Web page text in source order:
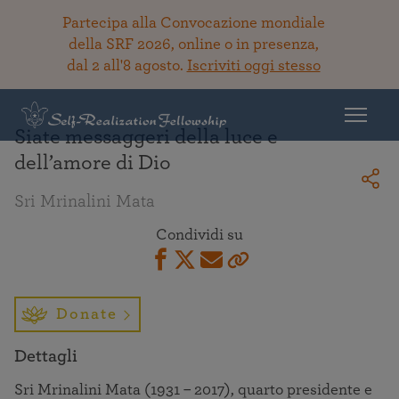
Partecipa alla Convocazione mondiale
della SRF 2026, online o in presenza,
dal 2 all'8 agosto. Iscriviti oggi stesso
Siate messaggeri della luce e
dell’amore di Dio
Sri Mrinalini Mata
Condividi su
Donate
Dettagli
Sri Mrinalini Mata (1931 – 2017), quarto presidente e